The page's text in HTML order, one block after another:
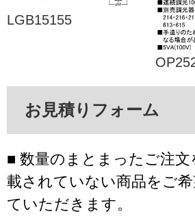
LGB15155
お見積りフォーム
■ 数量のまとまったご注
載されていない商品をご
ていただきます。